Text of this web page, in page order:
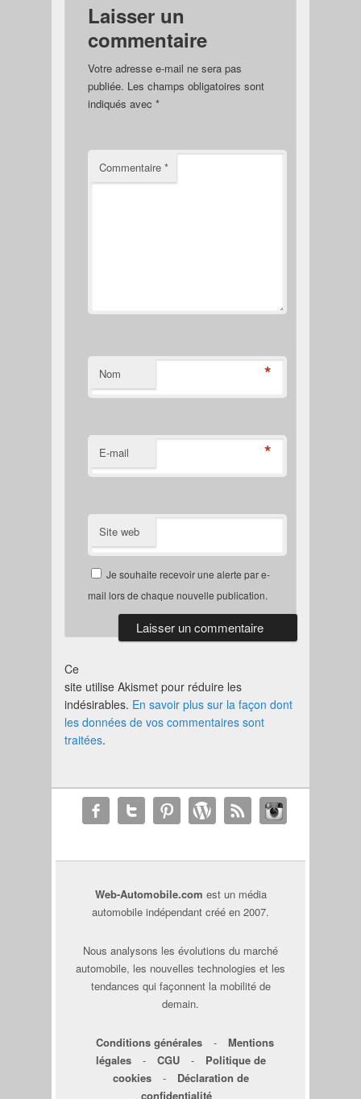
Laisser un
commentaire
Votre adresse e-mail ne sera pas
publiée. Les champs obligatoires sont
indiqués avec *
Commentaire *
Nom *
E-mail *
Site web
Je souhaite recevoir une alerte par e-
mail lors de chaque nouvelle publication.
Ce
site utilise Akismet pour réduire les
indésirables. En savoir plus sur la façon dont
les données de vos commentaires sont
traitées.
Web-Automobile.com est un média
automobile indépendant créé en 2007.
Nous analysons les évolutions du marché
automobile, les nouvelles technologies et les
tendances qui façonnent la mobilité de
demain.
Conditions générales -
Mentions
légales
- CGU -
Politique de
cookies
-
Déclaration de
confidentialité